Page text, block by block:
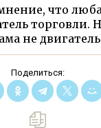
что
торговли.
не
Поделиться: